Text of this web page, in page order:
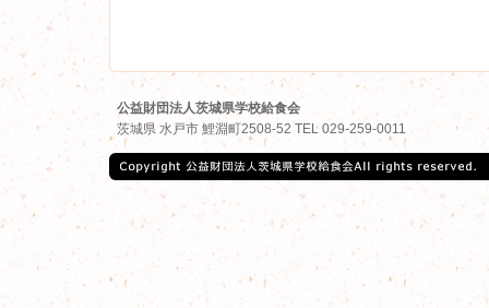
公益財団法人茨城県学校給食会
茨城県 水戸市 鯉淵町2508-52 TEL 029-259-0011